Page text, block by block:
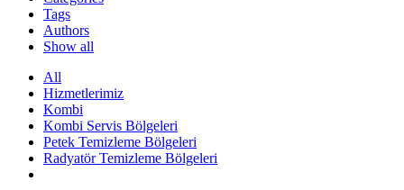
Tags
Authors
Show all
All
Hizmetlerimiz
Kombi
Kombi Servis Bölgeleri
Petek Temizleme Bölgeleri
Radyatör Temizleme Bölgeleri